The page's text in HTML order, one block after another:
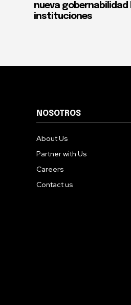
nueva gobernabilidad
instituciones
NOSOTROS
About Us
Partner with Us
Careers
Contact us